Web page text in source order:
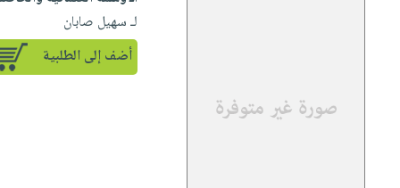
لـ سهيل صابان
أضف إلى الطلبية